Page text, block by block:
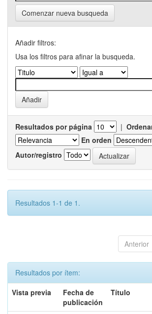
Comenzar nueva busqueda
Añadir filtros:
Usa los filtros para afinar la busqueda.
Resultados por página |
En orden
Autor/registro
Resultados 1-1 de 1.
Anterior
Resultados por ítem:
Vista previa
Fecha de
publicación
Título